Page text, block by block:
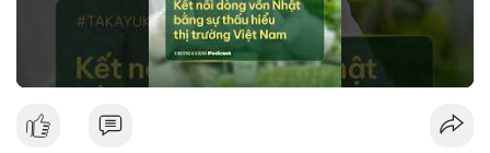
thị trường khác nhau.
🎥 Xem video trực tiếp tại: